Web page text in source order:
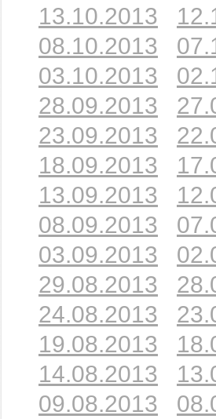
13.10.2013
08.10.2013
03.10.2013
28.09.2013
23.09.2013
18.09.2013
13.09.2013
08.09.2013
03.09.2013
29.08.2013
24.08.2013
19.08.2013
14.08.2013
09.08.2013